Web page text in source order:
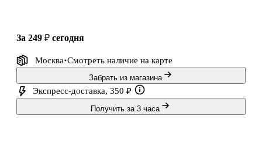
за 249 ₽ сегодня
Москва Смотреть наличие на карте
Забрать из магазина
Экспресс-доставка, 350 ₽
Получить за 3 часа